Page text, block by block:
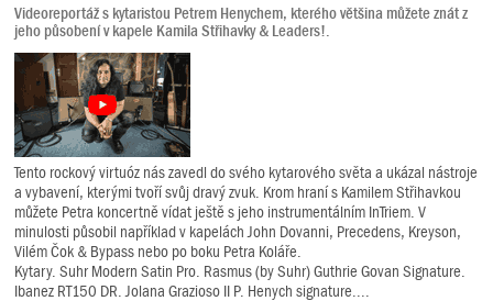
Videoreportáž s kytaristou Petrem Henychem, kterého většina můžete znát z
jeho působení v kapele Kamila Střihavky & Leaders!.
Tento rockový virtuóz nás zavedl do svého kytarového světa a ukázal nástroje
a vybavení, kterými tvoří svůj dravý zvuk. Krom hraní s Kamilem Střihavkou
můžete Petra koncertně vídat ještě s jeho instrumentálním InTriem. V
minulosti působil například v kapelách John Dovanni, Precedens, Kreyson,
Vilém Čok & Bypass nebo po boku Petra Koláře.
Kytary. Suhr Modern Satin Pro. Rasmus (by Suhr) Guthrie Govan Signature.
Ibanez RT150 DR. Jolana Grazioso II P. Henych signature....